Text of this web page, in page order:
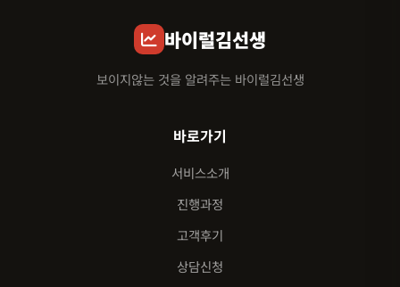
바이럴김선생
보이지않는 것을 알려주는 바이럴김선생
바로가기
서비스소개
진행과정
고객후기
상담신청